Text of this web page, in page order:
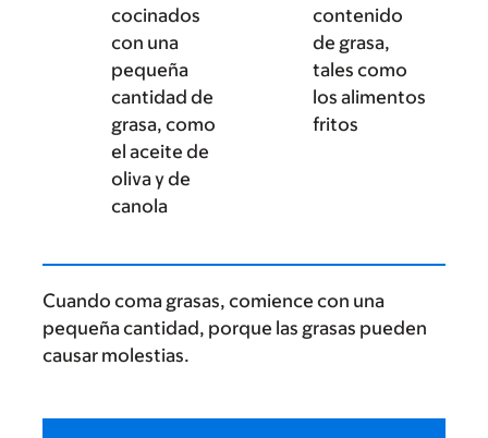
cocinados
con una
pequeña
cantidad de
grasa, como
el aceite de
oliva y de
canola
contenido
de grasa,
tales como
los alimentos
fritos
Cuando coma grasas, comience con una
pequeña cantidad, porque las grasas pueden
causar molestias.